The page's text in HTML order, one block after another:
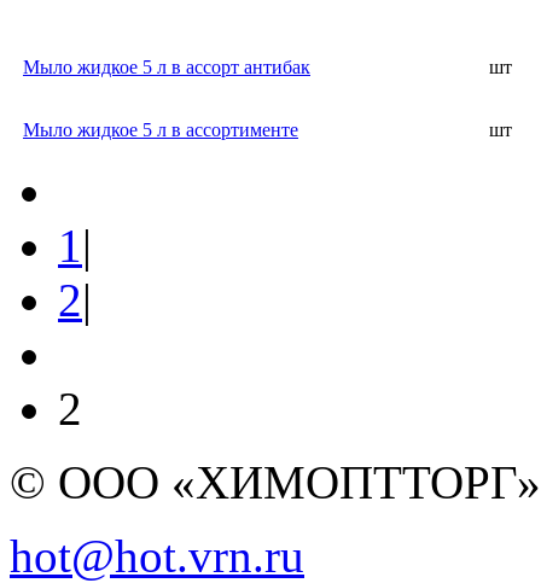
Мыло жидкое 5 л в ассорт антибак шт
Мыло жидкое 5 л в ассортименте шт
1|
2|
2
© ООО
hot@hot.vrn.ru